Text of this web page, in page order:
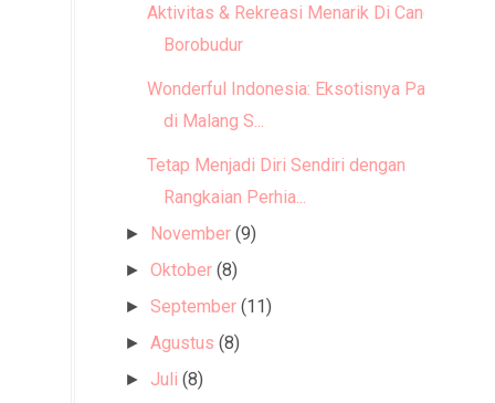
Aktivitas & Rekreasi Menarik Di Candi
Borobudur
Wonderful Indonesia: Eksotisnya Pantai
di Malang S...
Tetap Menjadi Diri Sendiri dengan
Rangkaian Perhia...
► November (9)
►Oktober (8)
►September (11)
►Agustus (8)
► Juli (8)